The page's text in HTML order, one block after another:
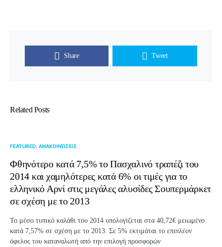
Share Tweet
Related Posts
FEATURED ΑΝΑΚΟΙΝΏΣΕΙΣ
Φθηνότερο κατά 7,5% το Πασχαλινό τραπέζι του
2014 και χαμηλότερες κατά 6% οι τιμές για το
ελληνικό Αρνί στις μεγάλες αλυσίδες Σουπερμάρκετ
σε σχέση με το 2013
Το μέσο τυπικό καλάθι του 2014 υπολογίζεται στα 40,72€ μειωμένο
κατά 7,57% σε σχέση με το 2013. Σε 5% εκτιμάται το επιπλέον
όφελος του καταναλωτή από την επιλογή προσφορών